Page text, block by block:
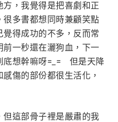
，我覺得是把喜劇和正
多書都想同時兼顧笑點
得成功的不多，反而常
一秒還在灑狗血，下一
底想幹嘛呀=_= 但是天降
傷的部份都很生活化，
這部骨子裡是嚴肅的我